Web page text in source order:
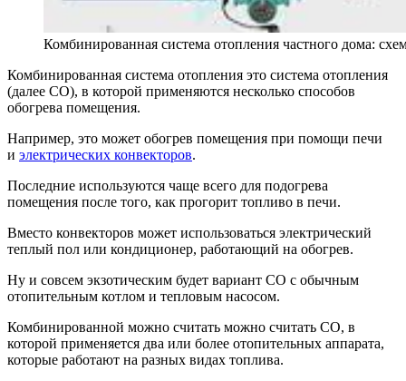
Комбинированная система отопления частного дома:
Комбинированная система отопления это система отопления
(далее СО), в которой применяются несколько способов
обогрева помещения.
Например, это может обогрев помещения при помощи печи
и электрических конвекторов.
Последние используются чаще всего для подогрева
помещения после того, как прогорит топливо в печи.
Вместо конвекторов может использоваться электрический
теплый пол или кондиционер, работающий на обогрев.
Ну и совсем экзотическим будет вариант СО с обычным
отопительным котлом и тепловым насосом.
Комбинированной можно считать можно считать СО, в
которой применяется два или более отопительных аппарата,
которые работают на разных видах топлива.